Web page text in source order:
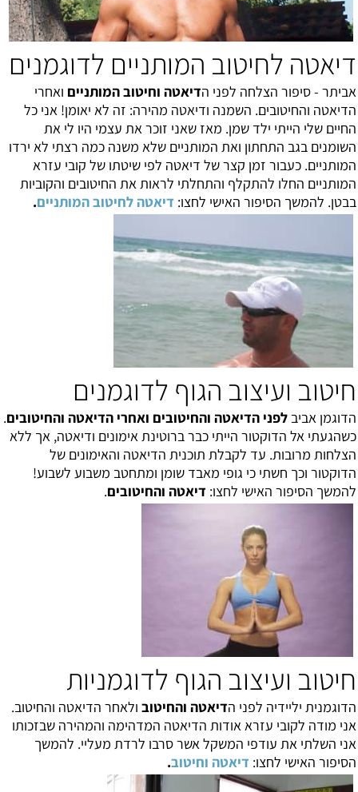
דיאטה לחיטוב המותניים לדוגמנים
אביתר - סיפור הצלחה לפני הדיאטה וחיטוב המותניים ואחרי
הדיאטה והחיטובים. השמנה ודיאטה מהירה: זה לא יאומן! אני כל
החיים שלי הייתי ילד שמן. מאז שאני זוכר את עצמי היו לי את
השומנים בגב התחתון ואת המותניים שלא משנה כמה רצתי לא ירדו
המותניים. כעבור זמן קצר של דיאטה לפי שיטתו של קובי עזרא
המותניים החלו להתקלף והתחלתי לראות את החיטובים והקוביות
בבטן. להמשך הסיפור האישי לחצו: דיאטה לחיטוב המותניים.
חיטוב ועיצוב הגוף לדוגמנים
הדוגמן אביב לפני הדיאטה והחיטובים ואחרי הדיאטה והחיטובים.
כשהגעתי אל הדוקטור הייתי כבר ברוטינת אימונים ודיאטה, אך ללא
הצלחות מרובות. עד לקבלת תוכנית הדיאטה והאימונים של
הדוקטור וכך חשתי כי גופי מאבד שומן ומתחטב משבוע לשבוע!
להמשך הסיפור האישי לחצו: דיאטה והחיטובים.
חיטוב ועיצוב הגוף לדוגמניות
הדוגמנית יליידיה לפני הדיאטה והחיטוב ולאחר הדיאטה והחיטוב.
אני מודה לקובי עזרא אודות הדיאטה המדהימה והמהירה שבזכותו
אני השלתי את עודפי המשקל אשר סרבו לרדת מעליי. להמשך
הסיפור האישי לחצו: דיאטה וחיטוב.